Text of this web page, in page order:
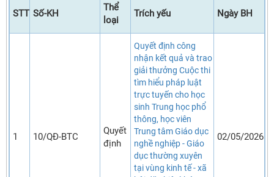
STT Số-KH
Thể
loại
Trích yếu Ngày BH
1 10/QĐ-BTC
Quyết
định
Quyết định công
nhận kết quả và trao
giải thưởng Cuộc thi
tìm hiểu pháp luật
trực tuyến cho học
sinh Trung học phổ
thông, học viên
Trung tâm Giáo dục
nghề nghiệp - Giáo
dục thường xuyên
tại vùng kinh tế - xã
02/05/2026